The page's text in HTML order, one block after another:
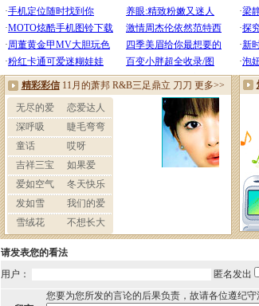
请发表您的看法
用户：
匿名发出
您要为您所发的言论的后果负责，故请各位遵纪守